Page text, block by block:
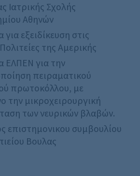
Ιατρικής Σχολής
Αθηνών
εξειδίκευση στις
της Αμερικής
ΕΛΠΕΝ για την
πειραματικού
πρωτοκόλλου, με
την μικροχειρουργική
των νευρικών βλαβών.
επιστημονικου συμβουλίου
Βουλας